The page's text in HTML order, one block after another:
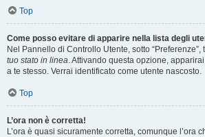
Top
Come posso evitare di apparire nella lista degli
Nel Pannello di Controllo Utente, sotto “Preferenze”,
tuo stato in linea. Attivando questa opzione,
a te stesso. Verrai identificato come utente nascosto.
Top
L’ora non è corretta!
L’ora è quasi sicuramente corretta, comunque l’ora